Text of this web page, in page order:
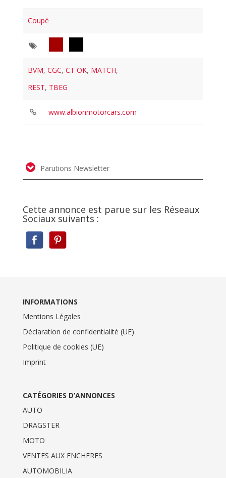
Coupé
BVM,CGC,CT OK, MATCH,
REST, TBEG
www.albionmotorcars.com
Parutions Newsletter
Cette annonce est parue sur les Réseaux
Sociaux suivants :
INFORMATIONS
Mentions Légales
Déclaration de confidentialité (UE)
Politique de cookies (UE)
Imprint
CATÉGORIES D’ANNONCES
AUTO
DRAGSTER
MOTO
VENTES AUX ENCHERES
AUTOMOBILIA